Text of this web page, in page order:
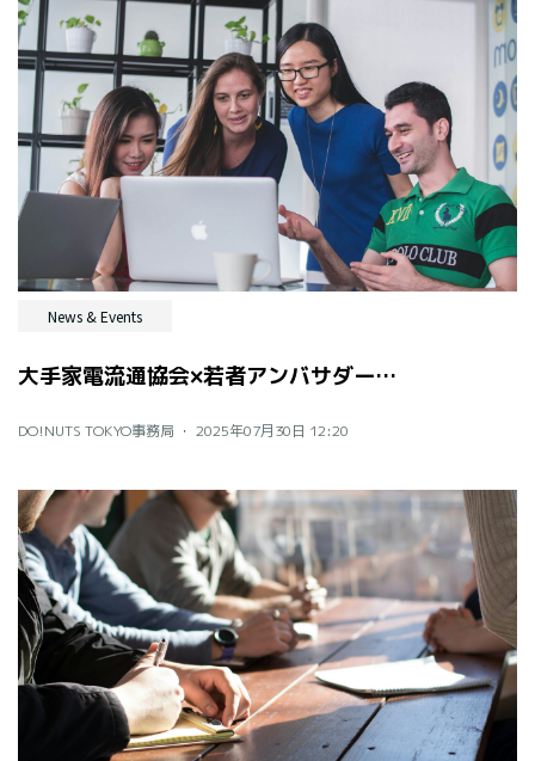
News & Events
大手家電流通協会×若者アンバサダー アイデア提案会レポート
DO!NUTS TOKYO事務局 ・ 2025年07月30日 12:20